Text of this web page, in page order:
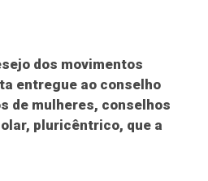
dos movimentos
entregue ao conselho
de mulheres, conselhos
pluricêntrico, que a